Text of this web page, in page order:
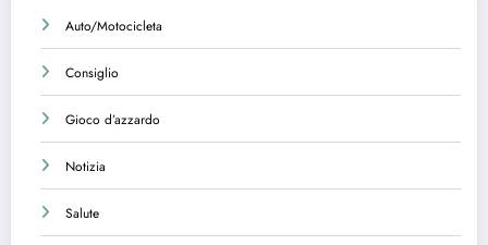
Auto/Motocicleta
Consiglio
Gioco d’azzardo
Notizia
Salute